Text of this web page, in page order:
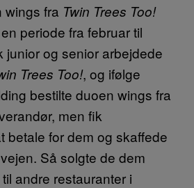
fra Twin Trees Too!
periode fra februar til
junior og senior arbejdede
Trees Too!, og ifølge
bestilte duoen wings fra
men fik
betale for dem og skaffede
Så solgte de dem
andre restauranter i